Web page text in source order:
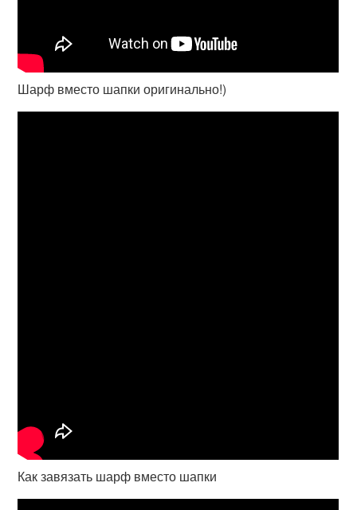
Шарф вместо шапки оригинально!)
Как завязать шарф вместо шапки